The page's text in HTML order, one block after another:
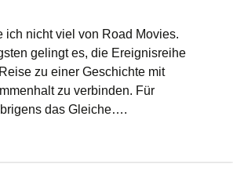
ich nicht viel von Road Movies.
gelingt es, die Ereignisreihe
zu einer Geschichte mit
zu verbinden. Für
das Gleiche….